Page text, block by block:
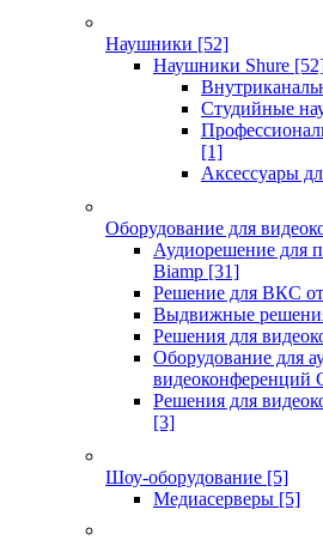
Наушники [52]
Наушники Shure
Студийные
[1]
Аксессуары
Оборудование для
Аудиорешение для
Biamp [31]
Решение для ВКС
Выдвижные
Решения для
Оборудование для
видеоконференций
Решения для
[3]
Шоу-оборудование [5]
Медиасерверы [5]